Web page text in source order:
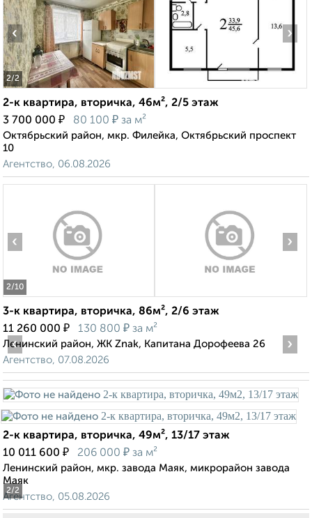
2/2
‹ ›
2-к квартира, вторичка, 46м², 2/5 этаж
3 700 000 ₽ 80 100 ₽ за м²
Октябрьский район, мкр. Филейка, Октябрьский проспект
10
Агентство, 06.08.2026
2/10
‹ ›
3-к квартира, вторичка, 86м², 2/6 этаж
11 260 000 ₽ 130 800 ₽ за м²
Ленинский район, ЖК Znak, Капитана Дорофеева 26
Агентство, 07.08.2026
2/2
‹ ›
2-к квартира, вторичка, 49м², 13/17 этаж
10 011 600 ₽ 206 000 ₽ за м²
Ленинский район, мкр. завода Маяк, микрорайон завода
Маяк
Агентство, 05.08.2026